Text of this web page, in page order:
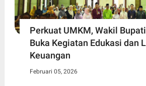
Perkuat UMKM, Wakil
Buka Kegiatan Edukasi dan
Keuangan
Februari 05, 2026